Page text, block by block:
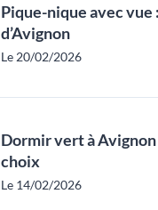
Pique-nique avec vue
d’Avignon
Le 20/02/2026
Dormir vert à Avignon
choix
Le 14/02/2026